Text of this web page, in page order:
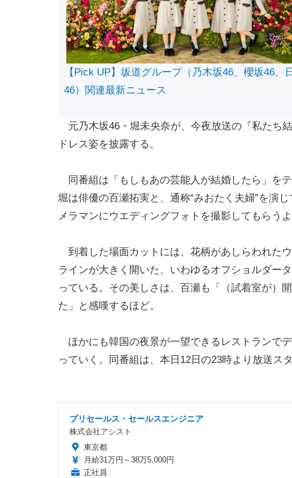
【Pick UP】坂道グループ（乃木坂46、櫻坂46、
46）関連最新ニュース
元乃木坂46・堀未央奈が、今夜放送の『私たち
ドレス姿を披露する。
同番組は「もしもあの芸能人が結婚したら」を
堀は俳優の百瀬拓実と、通称“みおたく夫婦”を演
メラマンにウエディングフォトを撮影してもらうよ
到着した場面カットには、花柄があしらわれた
ラインが大きく開いた、いわゆるオフショルダー
っている。その美しさは、百瀬も「（試着室が）
た」と感嘆するほど。
ほかにも韓国の夜景が一望できるレストランで
っていく。同番組は、本日12日の23時より放送スタ
プリセールス・セールスエンジニア
株式会社アシスト
東京都
月給31万円～38万5,000円
正社員